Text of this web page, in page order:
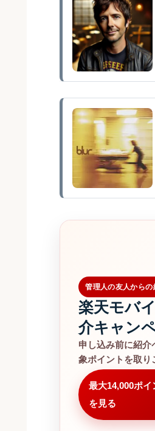
管理人の友人からの
楽天モバ
介キャン
申し込み前に紹介
象ポイントを取り
最大14,000ポイ
を見る